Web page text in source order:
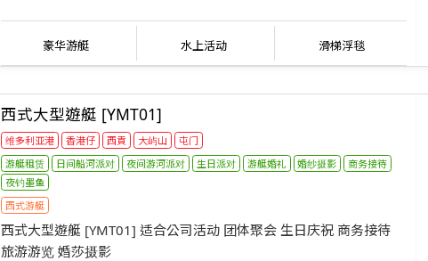
豪华游艇 水上活动 滑梯浮毯
西式大型遊艇 [YMT01]
维多利亚港 香港仔 西貢 大屿山
屯门
游艇租赁
日间船河派对 夜间游河派对 生日派对 游艇婚礼 婚纱摄影
商务接待
夜钓墨鱼
西式游艇
西式大型遊艇 [YMT01] 适合公司活动 团体聚会 生日庆祝 商务接待
旅游游览 婚莎摄影